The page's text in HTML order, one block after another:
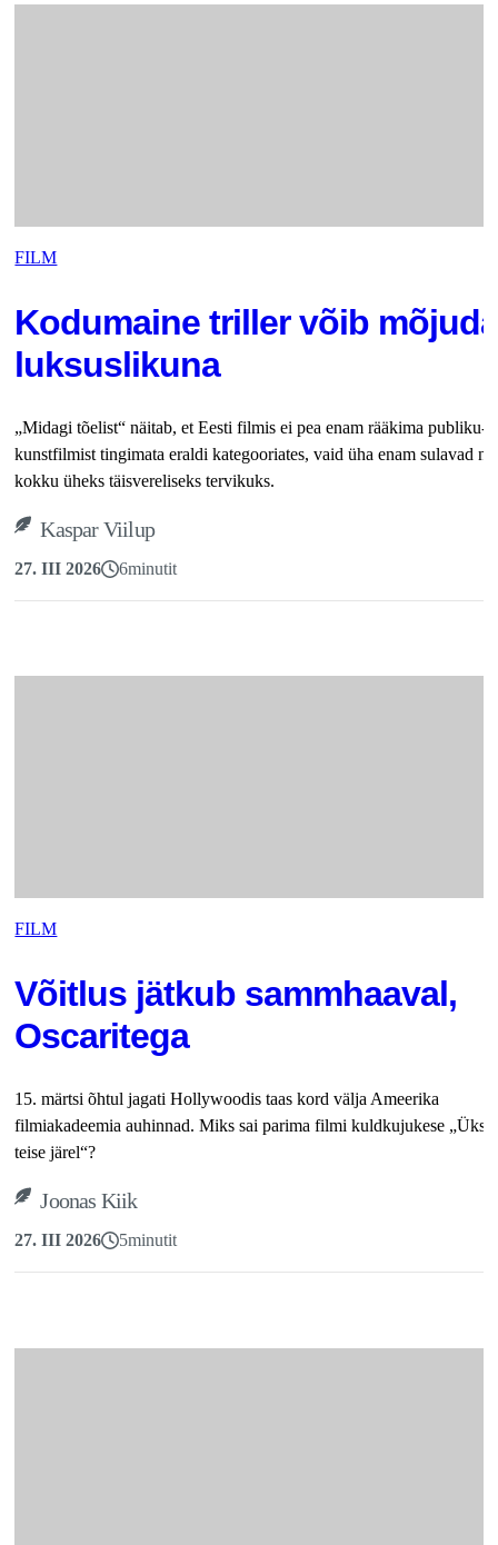
FILM
Kodumaine triller võib
luksuslikuna
„Midagi tõelist“ näitab, et Eesti filmis ei pea enam rääkima publiku-
kunstfilmist tingimata eraldi kategooriates, vaid üha enam sulavad
kokku üheks täisvereliseks tervikuks.
Kaspar Viilup
27. III 2026 6minutit
FILM
Võitlus jätkub sammhaaval,
Oscaritega
15. märtsi õhtul jagati Hollywoodis taas kord välja Ameerika
filmiakadeemia auhinnad. Miks sai parima filmi kuldkujukese „Üks
teise järel“?
Joonas Kiik
27. III 2026 5minutit